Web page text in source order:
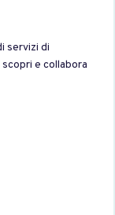
servizi di
e collabora